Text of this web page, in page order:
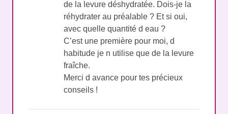
de la levure déshydratée. Dois-je la
réhydrater au préalable ? Et si oui,
avec quelle quantité d eau ?
C’est une première pour moi, d
habitude je n utilise que de la levure
fraîche.
Merci d avance pour tes précieux
conseils !